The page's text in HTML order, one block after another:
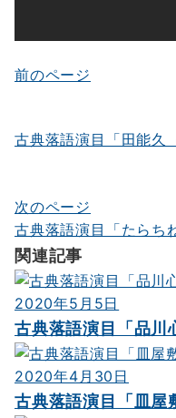
投
ナ
ゲ
ー
シ
ョ
ン
前のページ
古典落語演目「田能久
次のページ
古典落語演目「たらち
関連記事
2020年5月5日
古典落語演目「品川
2020年4月30日
古典落語演目「皿屋